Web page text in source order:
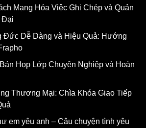
Mạng Hóa Việc Ghi Chép và Quản
Đại
Đức Dễ Dàng và Hiệu Quả: Hướng
Họp Lớp Chuyên Nghiệp và Hoàn
Thương Mại: Chìa Khóa Giao Tiếp
em yêu anh – Câu chuyện tình yêu